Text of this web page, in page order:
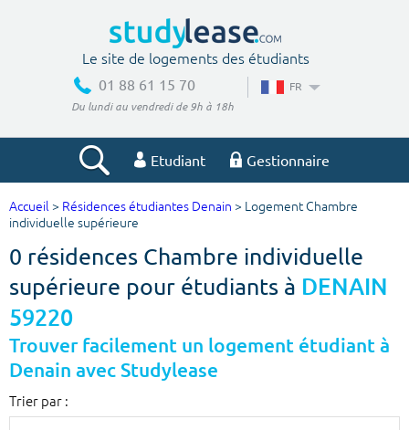
Le site de logements des étudiants
01 88 61 15 70
Du lundi au vendredi de 9h à 18h
FR
Etudiant Gestionnaire
Votre recherche
Ville, école
Budget min
€
Budget max
Accueil > Résidences étudiantes Denain > Logement Chambre
individuelle supérieure
0 résidences Chambre individuelle
supérieure pour étudiants à DENAIN
59220
Trouver facilement un logement étudiant à
Denain avec Studylease
Trier par :